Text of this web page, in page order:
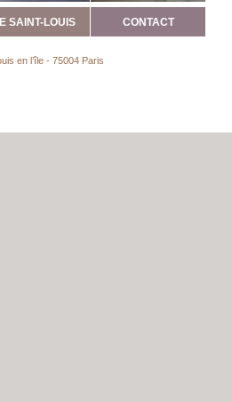
SAINT-LOUIS CONTACT
en l’île - 75004 Paris